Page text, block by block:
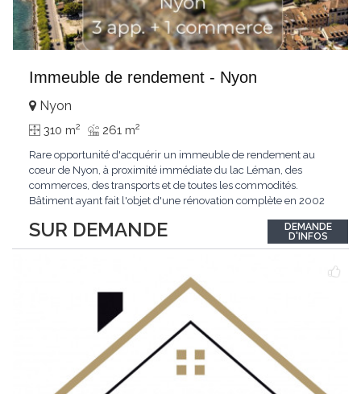
Immeuble de rendement - Nyon
SUR DEMANDE
Nyon
310 m2 261 m2
Rare opportunité d'acquérir un immeuble de rendement au
cœur de Nyon, à proximité immédiate du lac Léman, des
commerces, des transports et de toutes les commodités.
Bâtiment ayant fait l'objet d'une rénovation complète en 2002
chauffage, électricité, aménagements intérieurs), avec des
travaux de renforcement structurel réalisés...
DEMANDE
D'INFOS